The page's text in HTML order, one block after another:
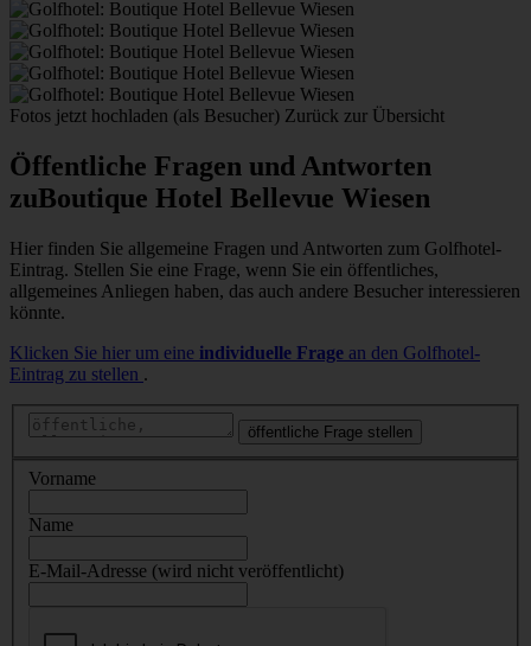
Fotos jetzt hochladen (als Besucher) Zurück zur Übersicht
Öffentliche Fragen und Antworten
zuBoutique Hotel Bellevue Wiesen
Hier finden Sie allgemeine Fragen und Antworten zum Golfhotel-
Eintrag. Stellen Sie eine Frage, wenn Sie ein öffentliches,
allgemeines Anliegen haben, das auch andere Besucher interessieren
könnte.
Klicken Sie hier um eine individuelle Frage an den Golfhotel-
Eintrag zu stellen .
öffentliche Frage stellen
Vorname
Name
E-Mail-Adresse (wird nicht veröffentlicht)